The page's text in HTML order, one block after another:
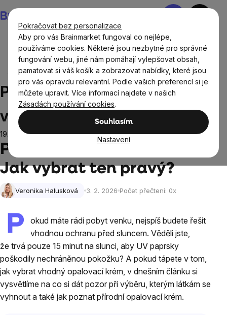
Pokračovat bez personalizace
Aby pro vás Brainmarket fungoval co nejlépe,
používáme cookies. Některé jsou nezbytné pro správné
fungování webu, jiné nám pomáhají vylepšovat obsah,
pamatovat si váš košík a zobrazovat nabídky, které jsou
pro vás opravdu relevantní. Podle vašich preferencí si je
můžete upravit. Více informací najdete v našich
Zásadách používání cookies.
Souhlasím
Nastavení
na
obsah
Nákupní
Blog Kosmetika
Přírodní opalovací krém: Jak vybrat
ten pravý?
Přírodní opalovací krém: Jak
vybrat ten pravý?
19.2.2026
Přírodní opalovací krém:
Jak vybrat ten pravý?
Veronika Halusková 3. 2. 2026 Počet přečtení: 0x
P
okud máte rádi pobyt venku, nejspíš budete řešit
vhodnou ochranu před sluncem. Věděli jste,
že trvá pouze 15 minut na slunci, aby UV paprsky
poškodily nechráněnou pokožku? A pokud tápete v tom,
jak vybrat vhodný opalovací krém, v dnešním článku si
vysvětlíme na co si dát pozor při výběru, kterým látkám se
vyhnout a také jak poznat přírodní opalovací krém.